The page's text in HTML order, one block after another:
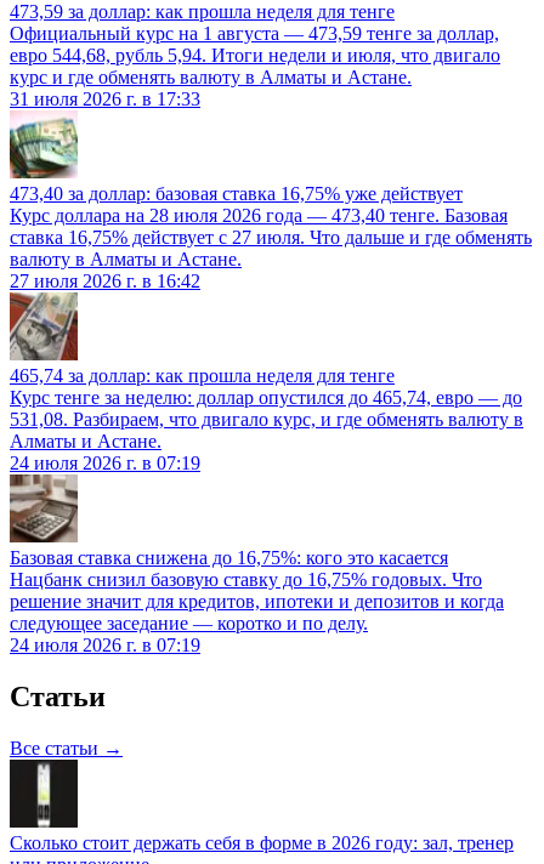
473,59 за доллар: как прошла неделя для тенге
Официальный курс на 1 августа — 473,59 тенге за доллар,
евро 544,68, рубль 5,94. Итоги недели и июля, что двигало
курс и где обменять валюту в Алматы и Астане.
31 июля 2026 г. в 17:33
473,40 за доллар: базовая ставка 16,75% уже действует
Курс доллара на 28 июля 2026 года — 473,40 тенге. Базовая
ставка 16,75% действует с 27 июля. Что дальше и где обменять
валюту в Алматы и Астане.
27 июля 2026 г. в 16:42
465,74 за доллар: как прошла неделя для тенге
Курс тенге за неделю: доллар опустился до 465,74, евро — до
531,08. Разбираем, что двигало курс, и где обменять валюту в
Алматы и Астане.
24 июля 2026 г. в 07:19
Базовая ставка снижена до 16,75%: кого это касается
Нацбанк снизил базовую ставку до 16,75% годовых. Что
решение значит для кредитов, ипотеки и депозитов и когда
следующее заседание — коротко и по делу.
24 июля 2026 г. в 07:19
Статьи
Все статьи →
Сколько стоит держать себя в форме в 2026 году: зал, тренер